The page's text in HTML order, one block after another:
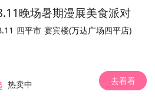
五人格only同人展3.
场为准）
326人想去
晚场暑期漫展美食派对
四平市 宴宾楼(万达广场四平店)
热卖中 去看看